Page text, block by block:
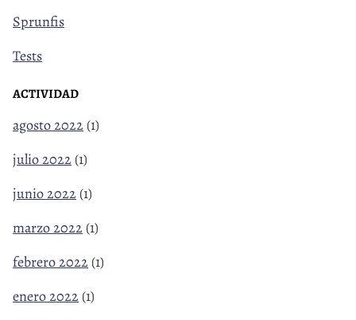
Sprunfis
Tests
ACTIVIDAD
agosto 2022 (1)
julio 2022 (1)
junio 2022 (1)
marzo 2022 (1)
febrero 2022 (1)
enero 2022 (1)